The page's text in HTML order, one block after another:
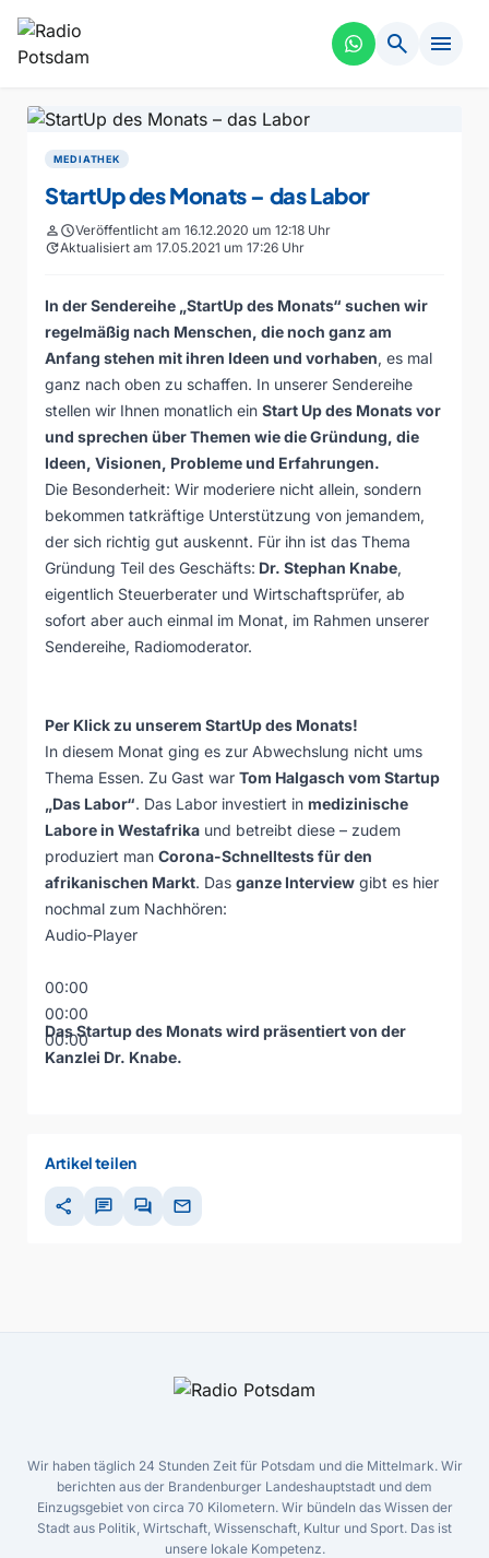
search menu
MEDIATHEK
StartUp des Monats – das Labor
personscheduleVeröffentlicht am 16.12.2020 um 12:18 Uhr
updateAktualisiert am 17.05.2021 um 17:26 Uhr
In der Sendereihe „StartUp des Monats“ suchen wir
regelmäßig nach Menschen, die noch ganz am
Anfang stehen mit ihren Ideen und vorhaben, es mal
ganz nach oben zu schaffen. In unserer Sendereihe
stellen wir Ihnen monatlich ein Start Up des Monats vor
und sprechen über Themen wie die Gründung, die
Ideen, Visionen, Probleme und Erfahrungen.
Die Besonderheit: Wir moderiere nicht allein, sondern
bekommen tatkräftige Unterstützung von jemandem,
der sich richtig gut auskennt. Für ihn ist das Thema
Gründung Teil des Geschäfts: Dr. Stephan Knabe,
eigentlich Steuerberater und Wirtschaftsprüfer, ab
sofort aber auch einmal im Monat, im Rahmen unserer
Sendereihe, Radiomoderator.
Per Klick zu unserem StartUp des Monats!
In diesem Monat ging es zur Abwechslung nicht ums
Thema Essen. Zu Gast war Tom Halgasch vom Startup
„Das Labor“. Das Labor investiert in medizinische
Labore in Westafrika und betreibt diese – zudem
produziert man Corona-Schnelltests für den
afrikanischen Markt. Das ganze Interview gibt es hier
nochmal zum Nachhören:
Audio-Player
00:00
00:00
00:00
Das Startup des Monats wird präsentiert von der
Kanzlei Dr. Knabe.
Artikel teilen
share chat forum mail
Wir haben täglich 24 Stunden Zeit für Potsdam und die Mittelmark. Wir
berichten aus der Brandenburger Landeshauptstadt und dem
Einzugsgebiet von circa 70 Kilometern. Wir bündeln das Wissen der
Stadt aus Politik, Wirtschaft, Wissenschaft, Kultur und Sport. Das ist
unsere lokale Kompetenz.